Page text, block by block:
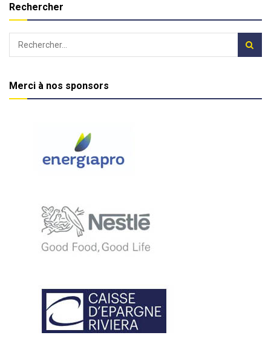
Rechercher
Merci à nos sponsors